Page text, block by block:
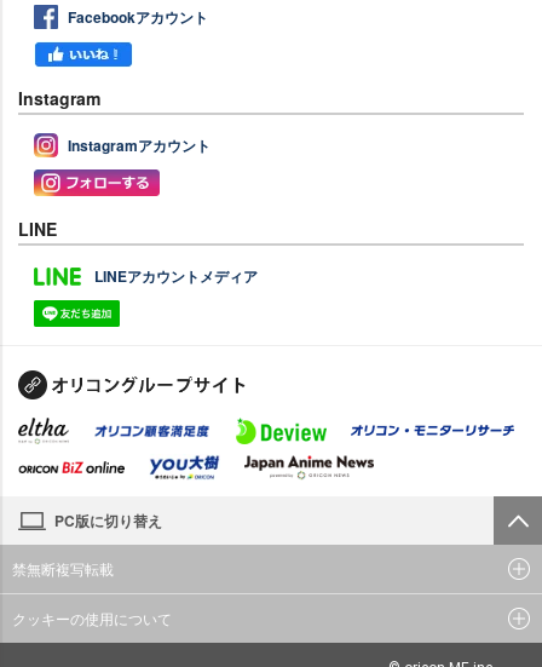
Facebookアカウント
Instagram
Instagramアカウント
LINE
LINEアカウントメディア
PC版に切り替え
禁無断複写転載
クッキーの使用について